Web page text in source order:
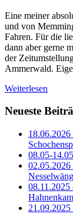
Eine meiner
und von
Fahren. Für die
dann aber gerne
der
Ammerwald.
Weiterlesen
Neueste
18.06.2026
08.05-
08.11.2025
21.09.2025